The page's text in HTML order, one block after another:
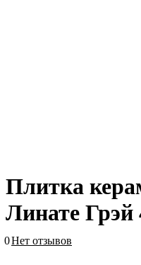
Плитка
Линате Грэй
0Нет отзывов